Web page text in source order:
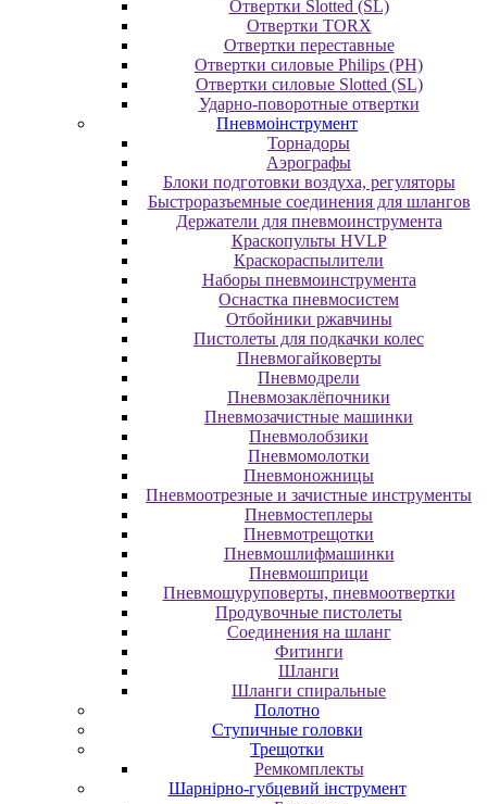
Отвертки Slotted (SL)
Отвертки TORX
Отвертки переставные
Отвертки силовые Philips (PH)
Отвертки силовые Slotted (SL)
Ударно-поворотные отвертки
Пневмоінструмент
Topнaдopы
Аэрографы
Блоки подготовки воздуха, регуляторы
Быстроразъемные соединения для шлангов
Держатели для пневмоинструмента
Краскопульты HVLP
Краскораспылители
Наборы пневмоинструмента
Оснастка пневмосистем
Отбойники ржавчины
Пистолеты для подкачки колес
Пневмогайковерты
Пневмодрели
Пневмозаклёпочники
Пневмозачистные машинки
Пневмолобзики
Пневмомолотки
Пневмоножницы
Пневмоотрезные и зачистные инструменты
Пневмостеплеры
Пневмотрещотки
Пневмошлифмашинки
Пневмошприци
Пневмошуруповерты, пневмоотвертки
Продувочные пистолеты
Соединения на шланг
Фитинги
Шланги
Шланги спиральные
Полотно
Ступичные головки
Трещотки
Ремкомплекты
Шарнірно-губцевий інструмент